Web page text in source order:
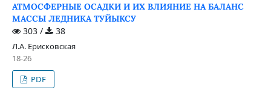
АТМОСФЕРНЫЕ ОСАДКИ И ИХ ВЛИЯНИЕ НА БАЛАНС
МАССЫ ЛЕДНИКА ТУЙЫКСУ
303 / 38
Л.А. Ерисковская
18-26
PDF